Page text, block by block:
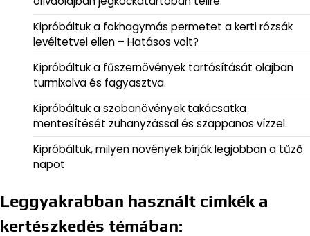
Kipróbáltuk a fokhagymás permetet a kerti rózsák
levéltetvei ellen – Hatásos volt?
Kipróbáltuk a fűszernövények tartósítását olajban
turmixolva és fagyasztva.
Kipróbáltuk a szobanövények takácsatka
mentesítését zuhanyzással és szappanos vízzel.
Kipróbáltuk, milyen növények bírják legjobban a tűző
napot
Leggyakrabban használt cimkék a
kertészkedés témában: